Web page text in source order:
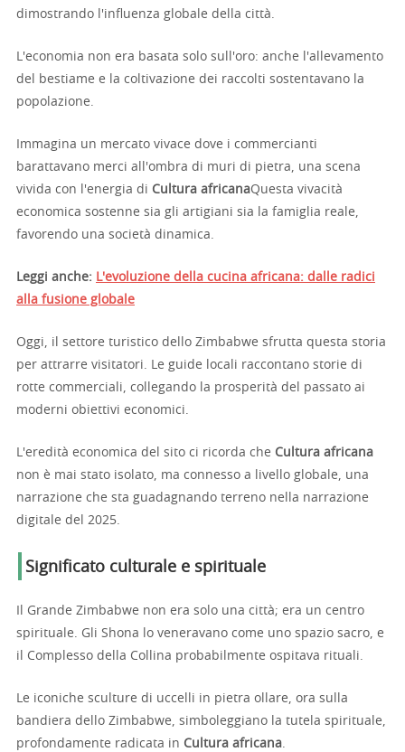
dimostrando l'influenza globale della città.
L'economia non era basata solo sull'oro: anche l'allevamento
del bestiame e la coltivazione dei raccolti sostentavano la
popolazione.
Immagina un mercato vivace dove i commercianti
barattavano merci all'ombra di muri di pietra, una scena
vivida con l'energia di Cultura africanaQuesta vivacità
economica sostenne sia gli artigiani sia la famiglia reale,
favorendo una società dinamica.
Leggi anche: L'evoluzione della cucina africana: dalle radici
alla fusione globale
Oggi, il settore turistico dello Zimbabwe sfrutta questa storia
per attrarre visitatori. Le guide locali raccontano storie di
rotte commerciali, collegando la prosperità del passato ai
moderni obiettivi economici.
L'eredità economica del sito ci ricorda che Cultura africana
non è mai stato isolato, ma connesso a livello globale, una
narrazione che sta guadagnando terreno nella narrazione
digitale del 2025.
Significato culturale e spirituale
Il Grande Zimbabwe non era solo una città; era un centro
spirituale. Gli Shona lo veneravano come uno spazio sacro, e
il Complesso della Collina probabilmente ospitava rituali.
Le iconiche sculture di uccelli in pietra ollare, ora sulla
bandiera dello Zimbabwe, simboleggiano la tutela spirituale,
profondamente radicata in Cultura africana.